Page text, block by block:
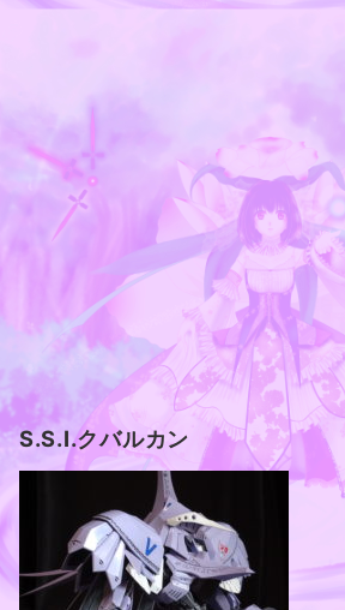
S.S.I.クバルカン